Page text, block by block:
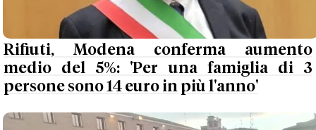
Rifiuti, Modena conferma aumento
medio del 5%: 'Per una famiglia di 3
persone sono 14 euro in più l'anno'